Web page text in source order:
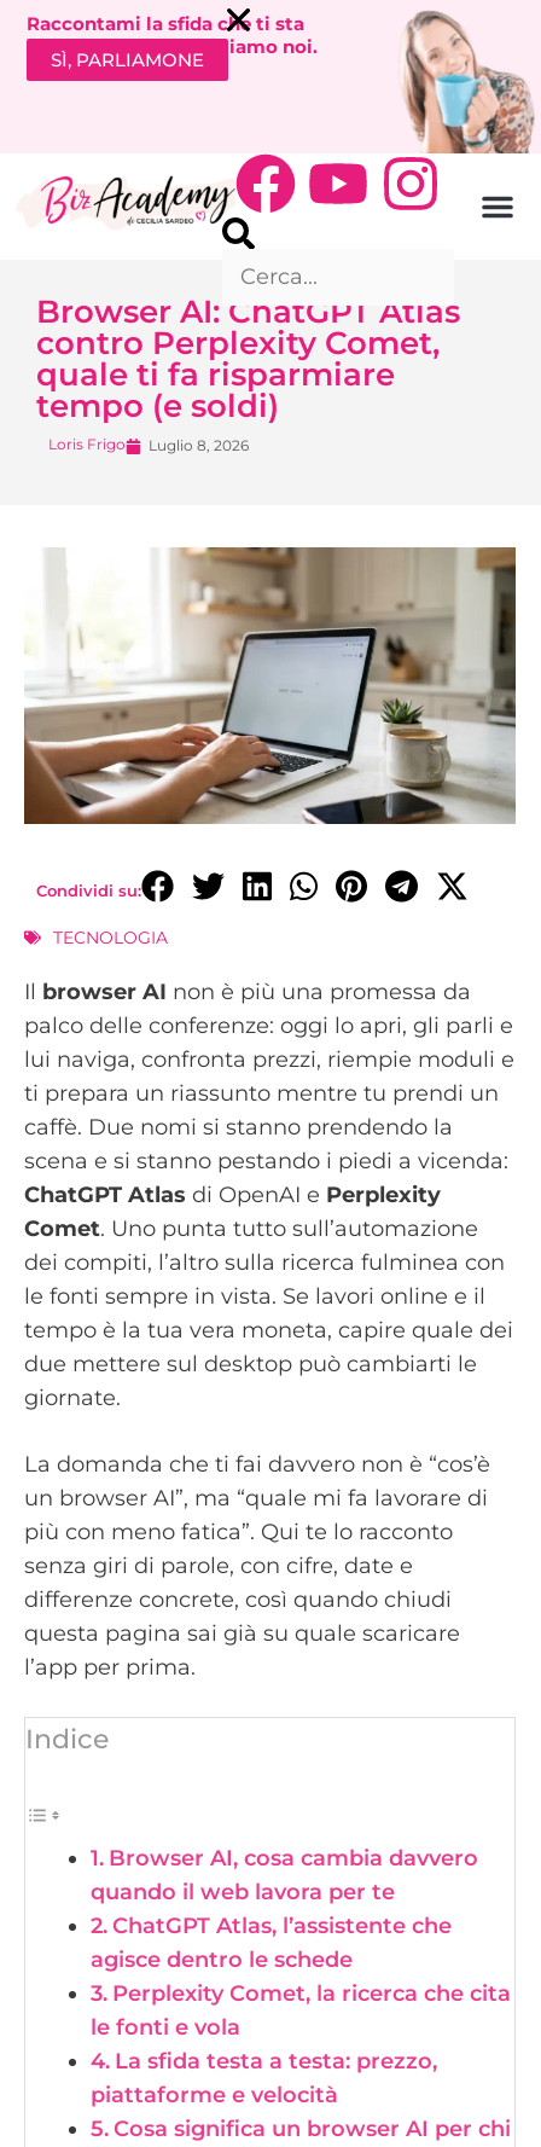
Raccontami la sfida che ti sta
bloccando. Ti richiamiamo noi.
SÌ, PARLIAMONE
Browser AI: ChatGPT Atlas
contro Perplexity Comet,
quale ti fa risparmiare
tempo (e soldi)
Loris Frigo Luglio 8, 2026
Condividi su:
TECNOLOGIA
Il browser AI non è più una promessa da
palco delle conferenze: oggi lo apri, gli parli e
lui naviga, confronta prezzi, riempie moduli e
ti prepara un riassunto mentre tu prendi un
caffè. Due nomi si stanno prendendo la
scena e si stanno pestando i piedi a vicenda:
ChatGPT Atlas di OpenAI e Perplexity
Comet. Uno punta tutto sull’automazione
dei compiti, l’altro sulla ricerca fulminea con
le fonti sempre in vista. Se lavori online e il
tempo è la tua vera moneta, capire quale dei
due mettere sul desktop può cambiarti le
giornate.
La domanda che ti fai davvero non è “cos’è
un browser AI”, ma “quale mi fa lavorare di
più con meno fatica”. Qui te lo racconto
senza giri di parole, con cifre, date e
differenze concrete, così quando chiudi
questa pagina sai già su quale scaricare
l’app per prima.
Indice
Browser AI, cosa cambia davvero
quando il web lavora per te
ChatGPT Atlas, l’assistente che
agisce dentro le schede
Perplexity Comet, la ricerca che cita
le fonti e vola
La sfida testa a testa: prezzo,
piattaforme e velocità
Cosa significa un browser AI per chi